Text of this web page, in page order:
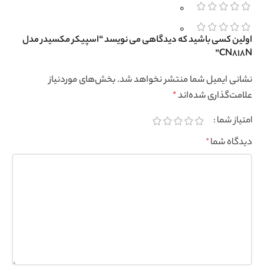
0
0
اولین کسی باشید که دیدگاهی می نویسد “اسپیکر مکسیدر مدل
CN818N”
نشانی ایمیل شما منتشر نخواهد شد.بخش‌های موردنیاز
علامت‌گذاری شده‌اند*
امتیاز شما
دیدگاه شما*